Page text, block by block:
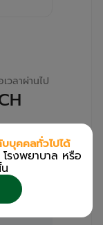
วลาผ่านไป
โรง
บบุคคลทั่วไปได้
โรงพยาบาล หรือ